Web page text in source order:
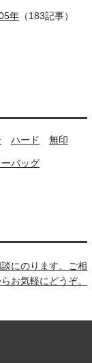
年 （183記事）
ハード 無印
バッグ
にのります。ご相
お気軽にどうぞ。